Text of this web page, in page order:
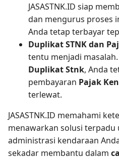
JASASTNK.ID siap
dan mengurus proses
Anda tetap terbayar
Duplikat STNK dan
tentu menjadi
Duplikat Stnk, Anda
pembayaran Pajak
terlewat.
JASASTNK.ID memahami
menawarkan solusi
administrasi kendaraan
sekadar membantu dalam